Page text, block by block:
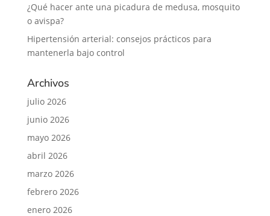
¿Qué hacer ante una picadura de medusa, mosquito
o avispa?
Hipertensión arterial: consejos prácticos para
mantenerla bajo control
Archivos
julio 2026
junio 2026
mayo 2026
abril 2026
marzo 2026
febrero 2026
enero 2026